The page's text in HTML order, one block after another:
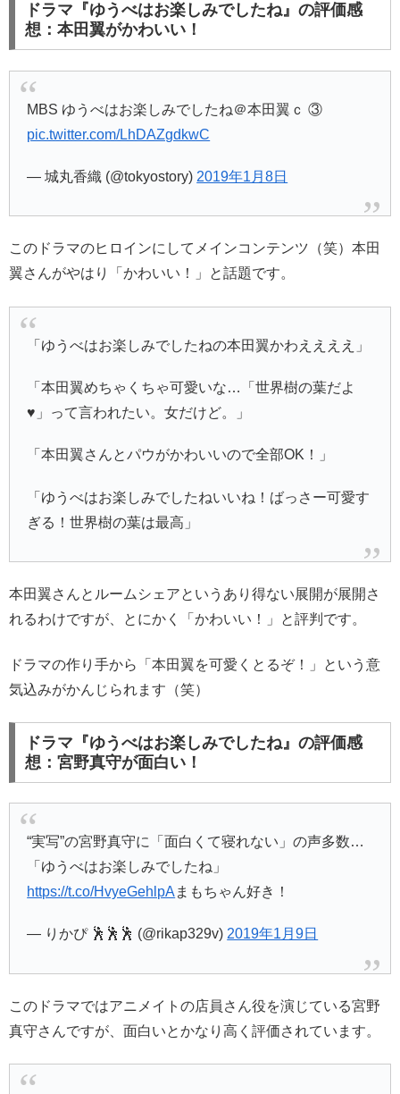
ドラマ『ゆうべはお楽しみでしたね』の評価感
想：本田翼がかわいい！
MBS ゆうべはお楽しみでしたね＠本田翼ｃ ③
pic.twitter.com/LhDAZgdkwC
— 城丸香織 (@tokyostory) 2019年1月8日
このドラマのヒロインにしてメインコンテンツ（笑）本田
翼さんがやはり「かわいい！」と話題です。
「ゆうべはお楽しみでしたねの本田翼かわええええ」
「本田翼めちゃくちゃ可愛いな…「世界樹の葉だよ
♥️」って言われたい。女だけど。」
「本田翼さんとパウがかわいいので全部OK！」
「ゆうべはお楽しみでしたねいいね！ばっさー可愛す
ぎる！世界樹の葉は最高」
本田翼さんとルームシェアというあり得ない展開が展開さ
れるわけですが、とにかく「かわいい！」と評判です。
ドラマの作り手から「本田翼を可愛くとるぞ！」という意
気込みがかんじられます（笑）
ドラマ『ゆうべはお楽しみでしたね』の評価感
想：宮野真守が面白い！
“実写”の宮野真守に「面白くて寝れない」の声多数…
「ゆうべはお楽しみでしたね」
https://t.co/HvyeGehlpA まもちゃん好き！
— りかぴ 🕺🕺🕺 (@rikap329v) 2019年1月9日
このドラマではアニメイトの店員さん役を演じている宮野
真守さんですが、面白いとかなり高く評価されています。